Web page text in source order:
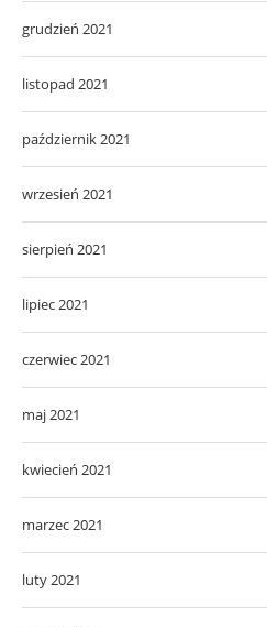
grudzień 2021
listopad 2021
październik 2021
wrzesień 2021
sierpień 2021
lipiec 2021
czerwiec 2021
maj 2021
kwiecień 2021
marzec 2021
luty 2021